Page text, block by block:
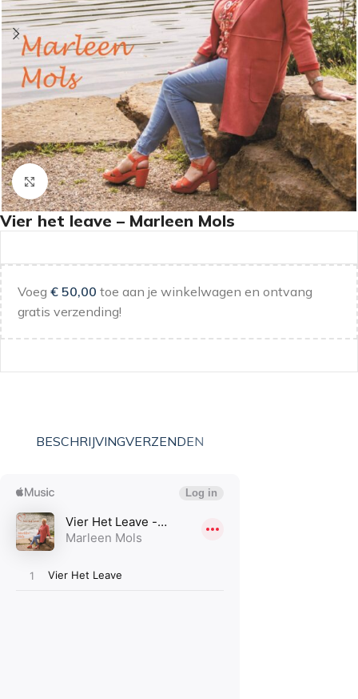
Klik om te vergroten
Vier het leave – Marleen Mols
Voeg € 50,00 toe aan je winkelwagen en ontvang
gratis verzending!
BESCHRIJVINGVERZENDEN